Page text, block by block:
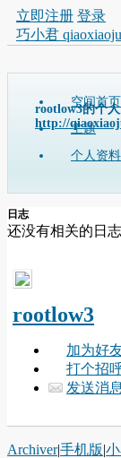
立即注册 登录
巧小君
rootlow3的个
http://
空间首页
主题
个人资料
日志
还没有相关的日志
rootlow3
加为好
打个招
发送消息
Archiver|手机版|